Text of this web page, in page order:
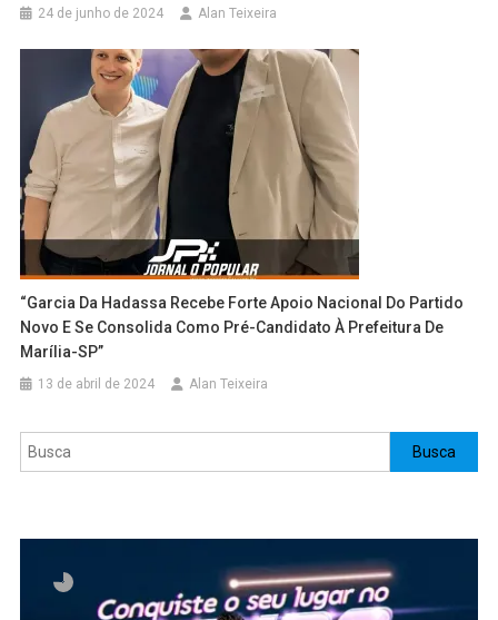
24 de junho de 2024 Alan Teixeira
“Garcia Da Hadassa Recebe Forte Apoio Nacional Do Partido
Novo E Se Consolida Como Pré-Candidato À Prefeitura De
Marília-SP”
13 de abril de 2024 Alan Teixeira
Pesquisar Busca